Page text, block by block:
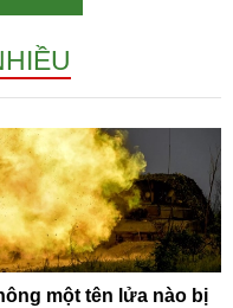
một tên lửa nào bị